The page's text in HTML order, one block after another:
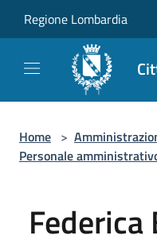
Regione Lombardia
Home >
Personale
Federica